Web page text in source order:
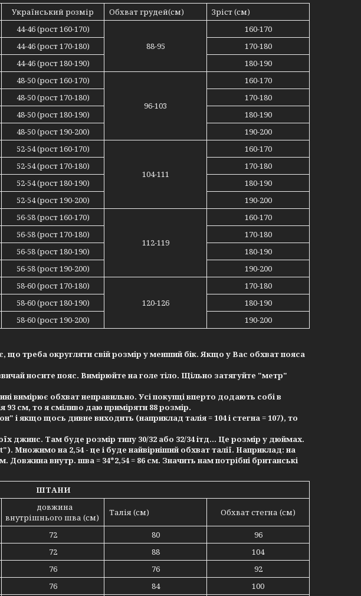
Український розмір Обхват грудей(см)
Зріст (см)
44-46 (рост 160-170)
88-95
160-170
44-46 (рост 170-180)
170-180
44-46 (рост 180-190)
180-190
48-50 (рост 160-170)
96-103
160-170
48-50 (рост 170-180)
170-180
48-50 (рост 180-190)
180-190
48-50 (рост 190-200)
190-200
52-54 (рост 160-170)
104-111
160-170
52-54 (рост 170-180)
170-180
52-54 (рост 180-190)
180-190
52-54 (рост 190-200)
190-200
56-58 (рост 160-170)
112-119
160-170
56-58 (рост 170-180)
170-180
56-58 (рост 180-190)
180-190
56-58 (рост 190-200)
190-200
58-60 (рост 170-180)
120-126
170-180
58-60 (рост 180-190)
180-190
58-60 (рост 190-200)
190-200
що треба округляти свій розмір у менший бік. Якщо у Вас обхват пояса
носите пояс. Вимірюйте на голе тіло. Щільно затягуйте "метр"
вимірює обхват неправильно. Усі покупці вперто додають собі в
93 см, то я сміливо даю приміряти 88 розмір.
якщо щось дивне виходить (наприклад талія = 104 і стегна = 107), то
джинс. Там буде розмір типу 30/32 або 32/34 ітд... Це розмір у дюймах.
Множимо на 2,54 - це і буде найвірніший обхват талії. Наприклад: на
Довжина внутр. шва = 34*2,54 = 86 см. Значить нам потрібні британські
ШТАНИ
довжина
внутрішнього шва (см)
Талія (см) Обхват стегна (см)
72 80
96
72 88
104
76 76
92
76 84
100